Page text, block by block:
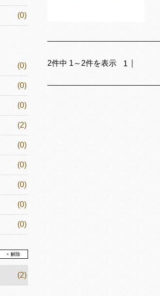
(0)
(0)
(0)
(0)
(2)
(0)
(0)
(0)
(0)
(0)
× 解除
(2)
2件中 1 ～ 2件を表示 1